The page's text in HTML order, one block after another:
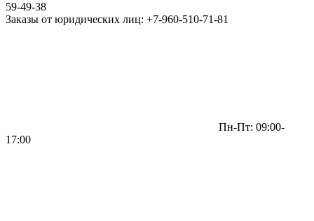
59-49-38
Заказы от юридических лиц: +7-960-510-71-81
Пн-Пт: 09:00-
17:00